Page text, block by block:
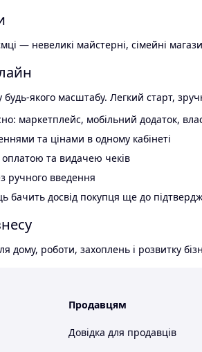
— невеликі майстерні, сімейні
якого масштабу. Легкий старт,
маркетплейс, мобільний додаток,
та цінами в одному кабінеті
оплатою та видачею чеків
ручного введення
бачить досвід покупця ще до
дому, роботи, захоплень і розвитку
Продавцям
Довідка для продавців